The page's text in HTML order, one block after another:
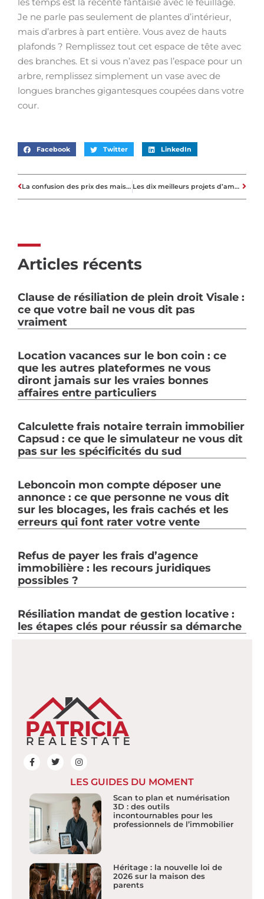
Je ne parle pas seulement de plantes d’intérieur,
mais d’arbres à part entière. Vous avez de hauts
plafonds ? Remplissez tout cet espace de tête avec
des branches. Et si vous n’avez pas l’espace pour un
arbre, remplissez simplement un vase avec de
longues branches gigantesques coupées dans votre
cour.
Facebook Twitter LinkedIn
La confusion des prix des maisons personnalisées Les dix meilleurs projets d’amélioration de l’habitat
Articles récents
Clause de résiliation de plein droit Visale :
ce que votre bail ne vous dit pas
vraiment
Location vacances sur le bon coin : ce
que les autres plateformes ne vous
diront jamais sur les vraies bonnes
affaires entre particuliers
Calculette frais notaire terrain immobilier
Capsud : ce que le simulateur ne vous dit
pas sur les spécificités du sud
Leboncoin mon compte déposer une
annonce : ce que personne ne vous dit
sur les blocages, les frais cachés et les
erreurs qui font rater votre vente
Refus de payer les frais d’agence
immobilière : les recours juridiques
possibles ?
Résiliation mandat de gestion locative :
les étapes clés pour réussir sa démarche
LES GUIDES DU MOMENT
Scan to plan et numérisation
3D : des outils
incontournables pour les
professionnels de l’immobilier
Héritage : la nouvelle loi de
2026 sur la maison des
parents